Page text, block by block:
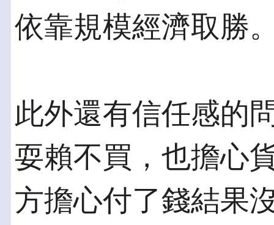
依靠規模經濟取勝
此外還有信任感的
耍賴不買，也擔心
方擔心付了錢結果